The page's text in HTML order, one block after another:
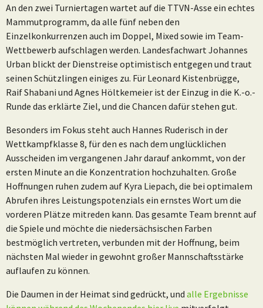
An den zwei Turniertagen wartet auf die TTVN-Asse ein echtes
Mammutprogramm, da alle fünf neben den
Einzelkonkurrenzen auch im Doppel, Mixed sowie im Team-
Wettbewerb aufschlagen werden. Landesfachwart Johannes
Urban blickt der Dienstreise optimistisch entgegen und traut
seinen Schützlingen einiges zu. Für Leonard Kistenbrügge,
Raif Shabani und Agnes Höltkemeier ist der Einzug in die K.-o.-
Runde das erklärte Ziel, und die Chancen dafür stehen gut.
Besonders im Fokus steht auch Hannes Ruderisch in der
Wettkampfklasse 8, für den es nach dem unglücklichen
Ausscheiden im vergangenen Jahr darauf ankommt, von der
ersten Minute an die Konzentration hochzuhalten. Große
Hoffnungen ruhen zudem auf Kyra Liepach, die bei optimalem
Abrufen ihres Leistungspotenzials ein ernstes Wort um die
vorderen Plätze mitreden kann. Das gesamte Team brennt auf
die Spiele und möchte die niedersächsischen Farben
bestmöglich vertreten, verbunden mit der Hoffnung, beim
nächsten Mal wieder in gewohnt großer Mannschaftsstärke
auflaufen zu können.
Die Daumen in der Heimat sind gedrückt, und alle Ergebnisse